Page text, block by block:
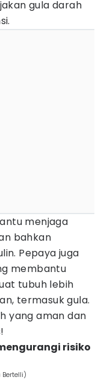
gula darah
menjaga
bahkan
Pepaya juga
membantu
tubuh lebih
termasuk gula.
yang aman dan
risiko